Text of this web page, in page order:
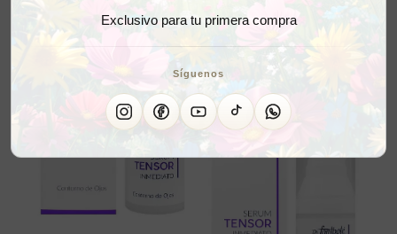
Exclusivo para tu primera compra
Síguenos